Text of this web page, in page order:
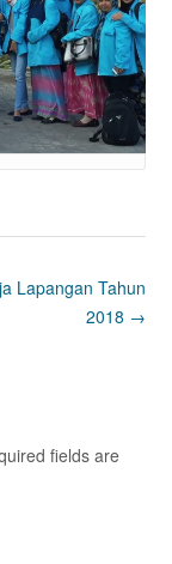
Lapangan Tahun
2018 →
fields are